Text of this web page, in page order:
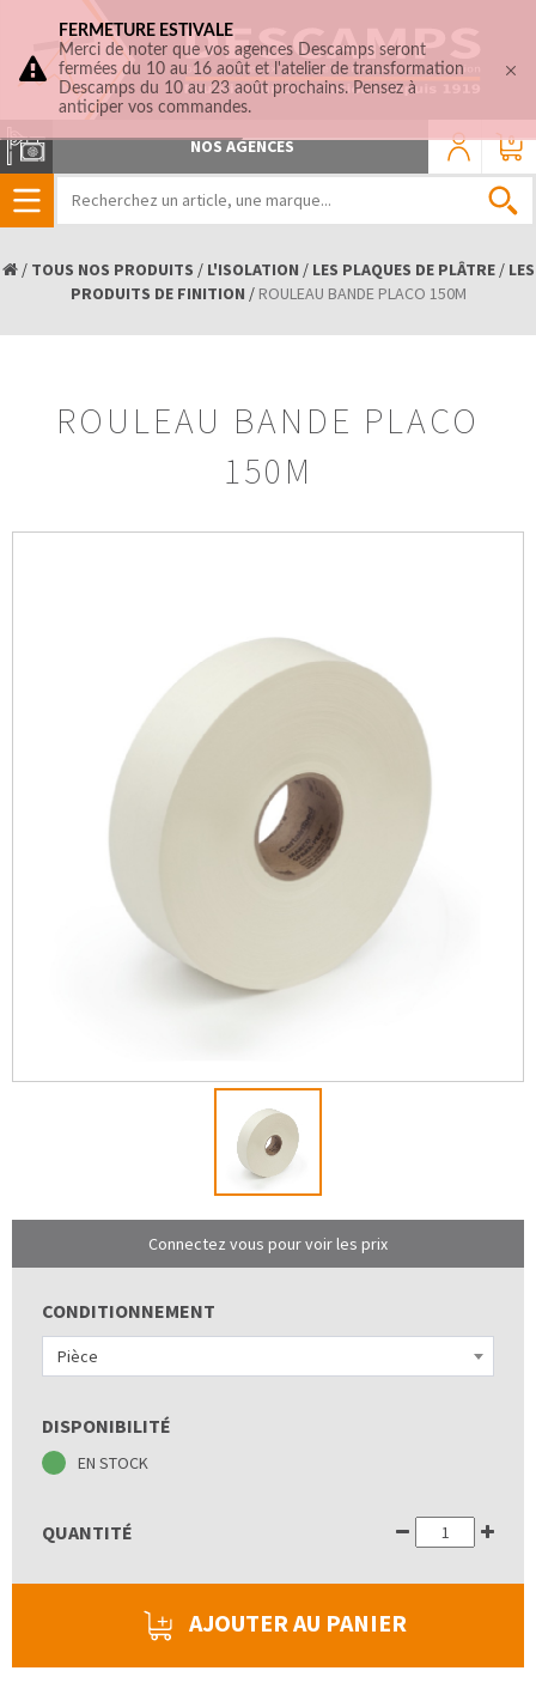
0
NOS AGENCES
/ TOUS NOS PRODUITS / L'ISOLATION / LES PLAQUES DE PLÂTRE/ LES
PRODUITS DE FINITION / ROULEAU BANDE PLACO 150M
ROULEAU BANDE PLACO
150M
Connectez vous pour voir les prix
CONDITIONNEMENT
Pièce
DISPONIBILITÉ
EN STOCK
QUANTITÉ
AJOUTER AU PANIER
FERMETURE ESTIVALE
Merci de noter que vos agences Descamps seront
fermées du 10 au 16 août et l'atelier de transformation
Descamps du 10 au 23 août prochains. Pensez à
anticiper vos commandes.